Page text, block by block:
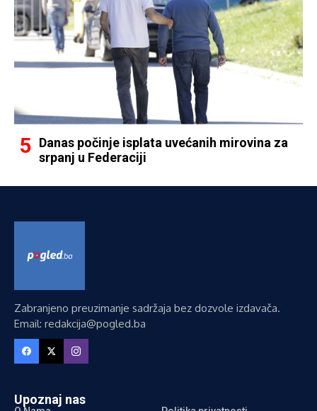
Danas počinje isplata uvećanih mirovina za
srpanj u Federaciji
Zabranjeno preuzimanje sadržaja bez dozvole izdavača.
Email: redakcija@pogled.ba
Upoznaj nas